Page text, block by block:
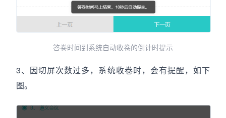
答卷时间到系统自动收卷的倒计时提示
3、因切屏次数过多，系统收卷时，会有提醒，如下
图。